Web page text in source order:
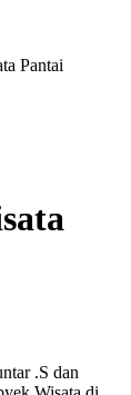
Pantai
.S dan